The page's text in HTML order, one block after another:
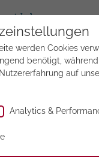
werden Cookies
benötigt,
auf
Analytics &